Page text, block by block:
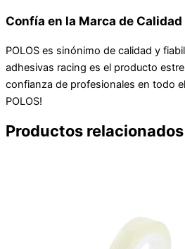
Confía en la Marca de Calidad
POLOS es sinónimo de calidad y
adhesivas racing es el producto
confianza de profesionales en todo
POLOS!
Productos relacionados